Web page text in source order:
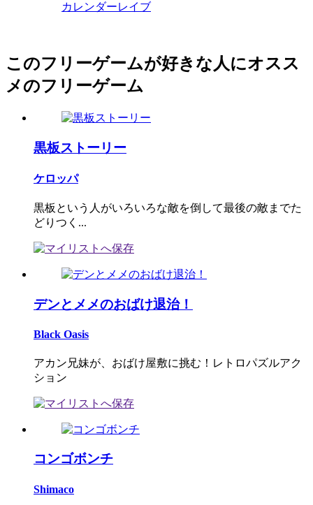
カレンダーレイブ
このフリーゲームが好きな人にオスス
メのフリーゲーム
黒板ストーリー
ケロッパ
黒板という人がいろいろな敵を倒して最後の敵までた
どりつく...
デンとメメのおばけ退治！
Black Oasis
アカン兄妹が、おばけ屋敷に挑む！レトロパズルアク
ション
コンゴボンチ
Shimaco